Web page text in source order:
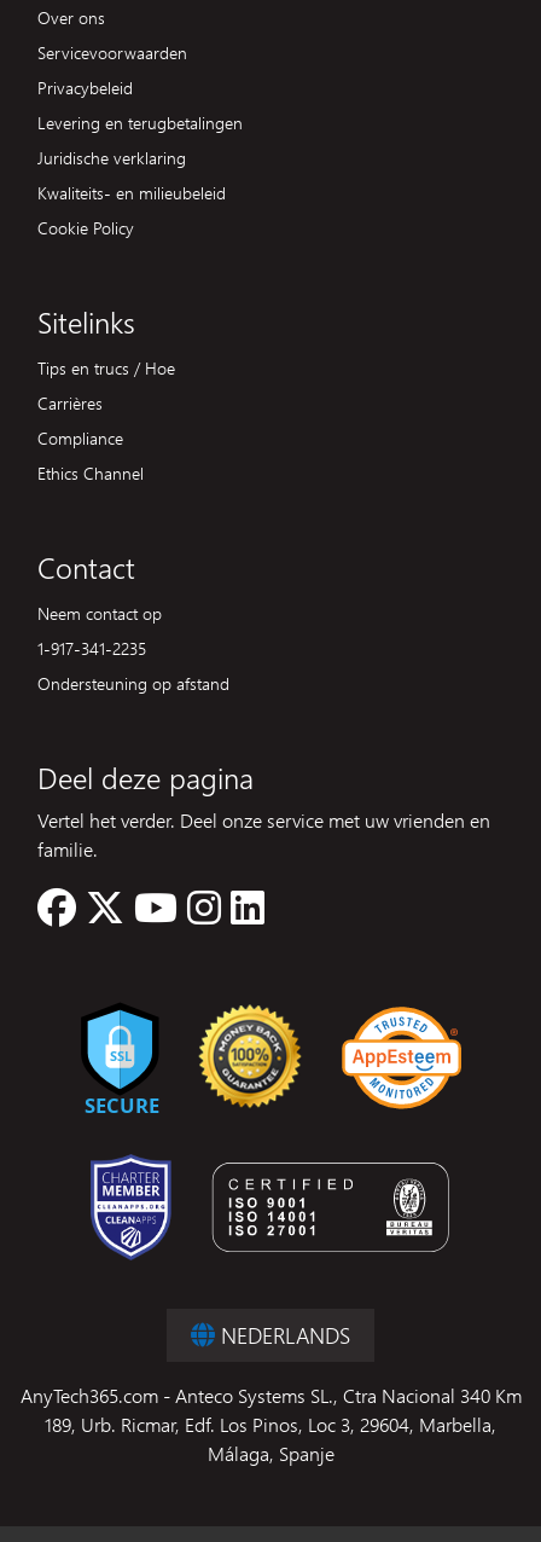
Over ons
Servicevoorwaarden
Privacybeleid
Levering en terugbetalingen
Juridische verklaring
Kwaliteits- en milieubeleid
Cookie Policy
Sitelinks
Tips en trucs / Hoe
Carrières
Compliance
Ethics Channel
Contact
Neem contact op
1-917-341-2235
Ondersteuning op afstand
Deel deze pagina
Vertel het verder. Deel onze service met uw vrienden en
familie.
NEDERLANDS
AnyTech365.com - Anteco Systems SL., Ctra Nacional 340 Km
189, Urb. Ricmar, Edf. Los Pinos, Loc 3, 29604, Marbella,
Málaga, Spanje